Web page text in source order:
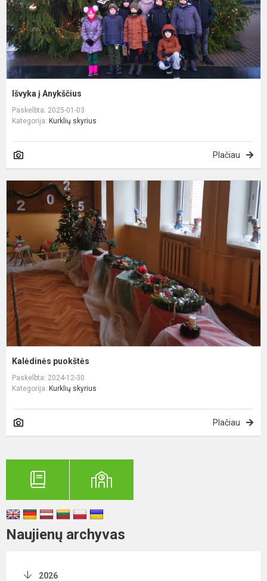
Išvyka į Anykščius
Paskelbta: 2025-01-03
Kategorija: Kurklių skyrius
Plačiau
Kalėdinės puokštės
Paskelbta: 2024-12-30
Kategorija: Kurklių skyrius
Plačiau
Naujienų archyvas
2026